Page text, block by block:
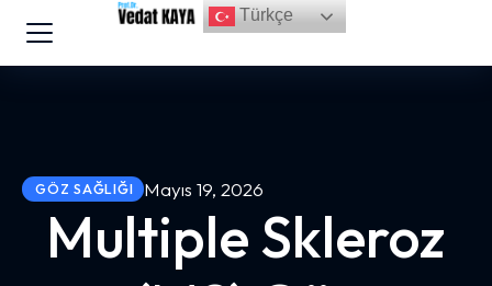
Türkçe
GÖZ SAĞLIĞI Mayıs 19, 2026
Multiple Skleroz